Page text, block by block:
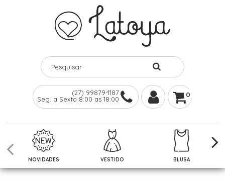
(27) 99879-1187
Seg. a Sexta 8:00 as 18:00
0
NOVIDADES VESTIDO BLUSA